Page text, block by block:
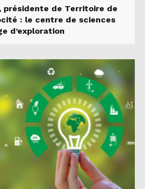
présidente de Territoire de
: le centre de sciences
d’exploration